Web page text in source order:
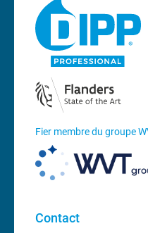
Fier membre du groupe
Contact